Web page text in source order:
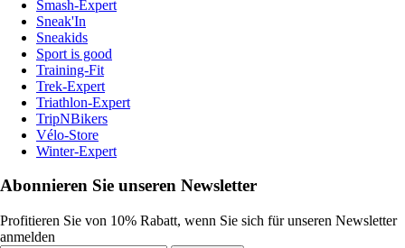
Smash-Expert
Sneak'In
Sneakids
Sport is good
Training-Fit
Trek-Expert
Triathlon-Expert
TripNBikers
Vélo-Store
Winter-Expert
Abonnieren Sie unseren Newsletter
Profitieren Sie von 10% Rabatt, wenn Sie sich für unseren Newsletter
anmelden